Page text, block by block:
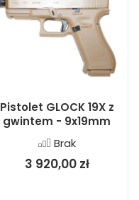
Pistolet GLOCK 19X z
gwintem - 9x19mm
Brak
3 920,00 zł